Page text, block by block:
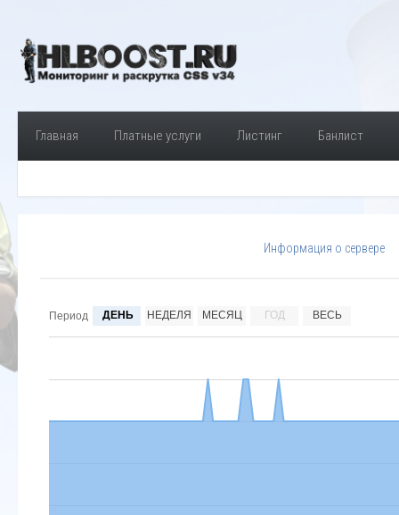
Главная Платные услуги Листинг Банлист
Информация о сервере
Период ДЕНЬ НЕДЕЛЯ МЕСЯЦ ГОД ВЕСЬ